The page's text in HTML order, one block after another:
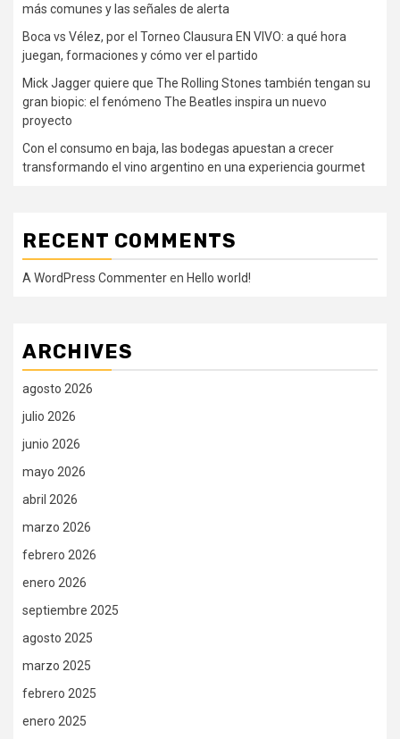
más comunes y las señales de alerta
Boca vs Vélez, por el Torneo Clausura EN VIVO: a qué hora
juegan, formaciones y cómo ver el partido
Mick Jagger quiere que The Rolling Stones también tengan su
gran biopic: el fenómeno The Beatles inspira un nuevo
proyecto
Con el consumo en baja, las bodegas apuestan a crecer
transformando el vino argentino en una experiencia gourmet
RECENT COMMENTS
A WordPress Commenteren Hello world!
ARCHIVES
agosto 2026
julio 2026
junio 2026
mayo 2026
abril 2026
marzo 2026
febrero 2026
enero 2026
septiembre 2025
agosto 2025
marzo 2025
febrero 2025
enero 2025